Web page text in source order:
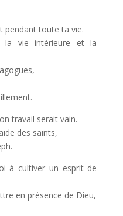
pendant toute ta vie.
la vie intérieure et la
travail serait vain.
des saints,
à cultiver un esprit de
en présence de Dieu,